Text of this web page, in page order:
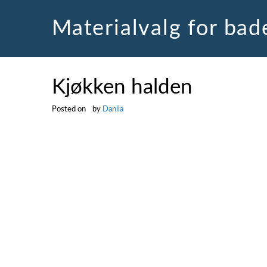
Materialvalg for
Kjøkken halden
Posted on by Danila